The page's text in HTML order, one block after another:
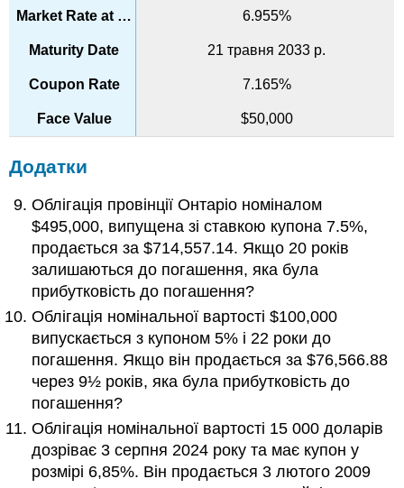
6.955%
21 травня 2033 р.
7.165%
$50,000
Додатки
Облігація провінції Онтаріо номіналом
$495,000, випущена зі ставкою купона 7.5%,
продається за $714,557.14. Якщо 20 років
залишаються до погашення, яка була
прибутковість до погашення?
Облігація номінальної вартості $100,000
випускається з купоном 5% і 22 роки до
погашення. Якщо він продається за $76,566.88
через 9½ років, яка була прибутковість до
погашення?
Облігація номінальної вартості 15 000 доларів
дозріває 3 серпня 2024 року та має купон у
розмірі 6,85%. Він продається 3 лютого 2009